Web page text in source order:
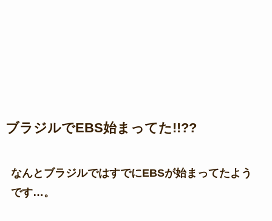
ブラジルでEBS始まってた!!??
なんとブラジルではすでにEBSが始まってたよう
です…。